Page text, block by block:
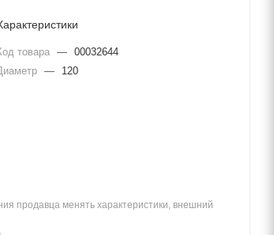
товара — 00032644
— 120
продавца менять характеристики, внешний